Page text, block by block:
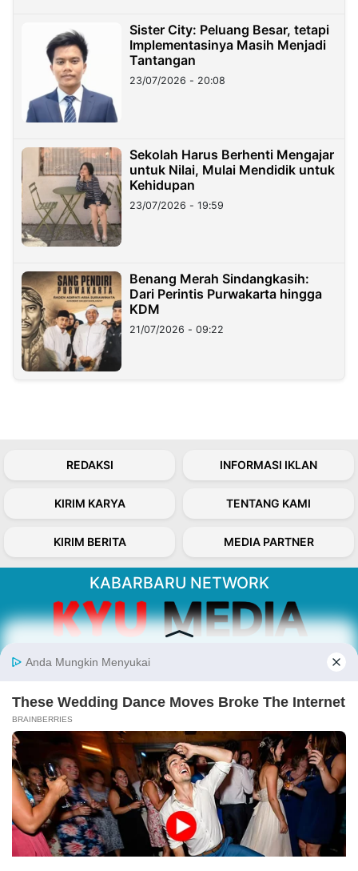
Sister City: Peluang Besar, tetapi
Implementasinya Masih Menjadi
Tantangan
23/07/2026 - 20:08
Sekolah Harus Berhenti Mengajar
untuk Nilai, Mulai Mendidik untuk
Kehidupan
23/07/2026 - 19:59
Benang Merah Sindangkasih:
Dari Perintis Purwakarta hingga
KDM
21/07/2026 - 09:22
REDAKSI INFORMASI IKLAN
KIRIM KARYA TENTANG KAMI
KIRIM BERITA MEDIA PARTNER
KABARBARU NETWORK
Kabarbaru.co menyajikan berita aktual dan
serta terverifikasi dari sumber yang tepat.
Follow Kabarbaru